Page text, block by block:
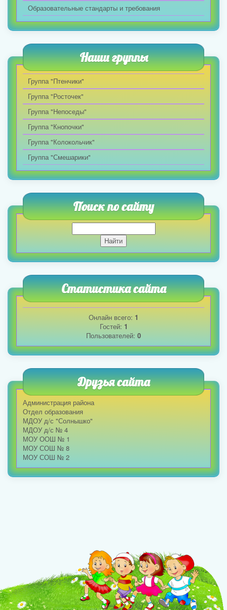
Образовательные стандарты и требования
Наши группы
Группа "Птенчики"
Группа "Росточек"
Группа "Непоседы"
Группа "Кнопочки"
Группа "Колокольчик"
Группа "Смешарики"
Поиск по сайту
Статистика сайта
Онлайн всего: 1
Гостей: 1
Пользователей: 0
Друзья сайта
Администрация района
Отдел образования
МДОУ д/с "Солнышко"
МДОУ д/с № 4
МОУ ООШ № 1
МОУ СОШ № 8
МОУ СОШ № 2